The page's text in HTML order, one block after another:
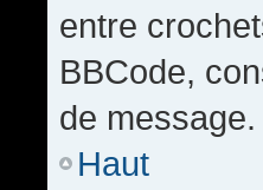
entre
BBCode,
de message.
Haut